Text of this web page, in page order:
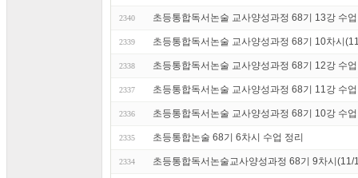
2340 초등통합독서논술 교사양성과정 68기 13강 수
2339 초등통합독서논술 교사양성과정 68기 10차시
2338 초등통합독서논술 교사양성과정 68기 12강 수
2337 초등통합독서논술 교사양성과정 68기 11강 수
2336 초등통합독서논술 교사양성과정 68기 10강 수
2335 초등통합논술 68기 6차시 수업 정리
2334 초등통합독서논술교사양성과정 68기 9차시(11/